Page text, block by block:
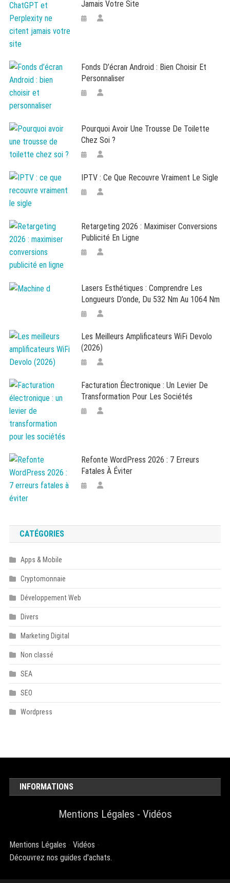
Jamais Votre Site
Fonds D’écran Android : Bien Choisir Et
Personnaliser
Pourquoi Avoir Une Trousse De Toilette
Chez Soi ?
IPTV : Ce Que Recouvre Vraiment Le Sigle
Retargeting 2026 : Maximiser Conversions
Publicité En Ligne
Lasers Esthétiques : Comprendre Les
Longueurs D’onde, Du 532 Nm Au 1064 Nm
Les Meilleurs Amplificateurs WiFi Devolo
(2026)
Facturation Électronique : Un Levier De
Transformation Pour Les Sociétés
Refonte WordPress 2026 : 7 Erreurs
Fatales À Éviter
CATÉGORIES
Apps & Mobile
Cryptomonnaie
Développement Web
Divers
Marketing Digital
Non classé
SEA
SEO
Wordpress
INFORMATIONS
Mentions Légales - Vidéos
Mentions Légales -Vidéos -
Découvrez nos guides d'achats.